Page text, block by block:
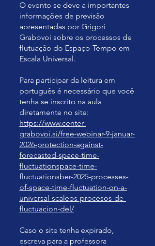
O evento se deve a importantes
informações de previsão
apresentadas por Grigori
Grabovoi sobre os processos de
flutuação do Espaço-Tempo em
Escala Universal.
Para participar da leitura em
português é necessário que você
tenha se inscrito na aula
https://www.center-
grabovoi.si/free-webinar-9-januar-
2026-protection-against-
forecasted-space-time-
fluctuationspace-time-
fluctuationsber-2025-processes-
of-space-time-fluctuation-on-a-
universal-scaleos-procesos-de-
fluctuacion-del/
Caso o site tenha expirado,
escreva para a professora